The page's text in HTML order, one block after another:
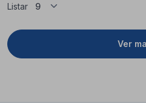
Listar
Ver